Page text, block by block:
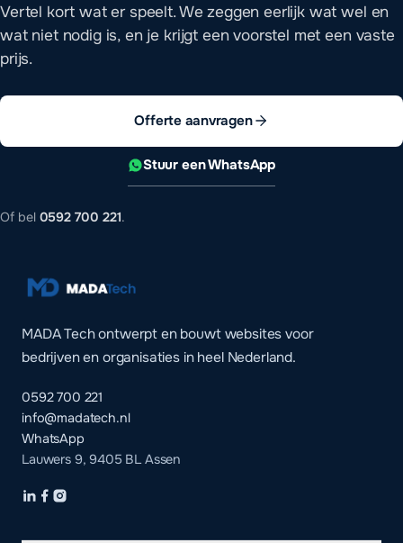
Vertel kort wat er speelt. We zeggen eerlijk wat wel en
wat niet nodig is, en je krijgt een voorstel met een vaste
prijs.
Offerte aanvragen
Stuur een WhatsApp
Of bel 0592 700 221.
MADA Tech ontwerpt en bouwt websites voor
bedrijven en organisaties in heel Nederland.
0592 700 221
info@madatech.nl
WhatsApp
Lauwers 9, 9405 BL Assen